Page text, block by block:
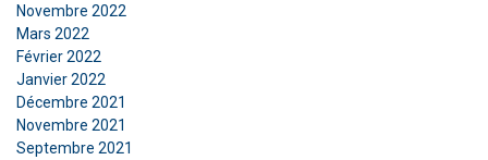
Novembre 2022
Mars 2022
Février 2022
Janvier 2022
Décembre 2021
Novembre 2021
Septembre 2021
Strictement
nécessaires
Fonctionnalité